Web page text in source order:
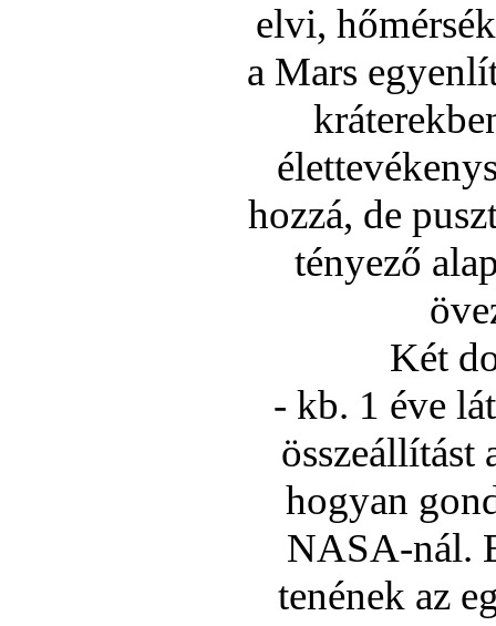
elvi,
a Mars
hozzá, de
tényező
Két
- kb. 1 éve
összeállí­tást
hogyan
NASA-nál.
tenének az